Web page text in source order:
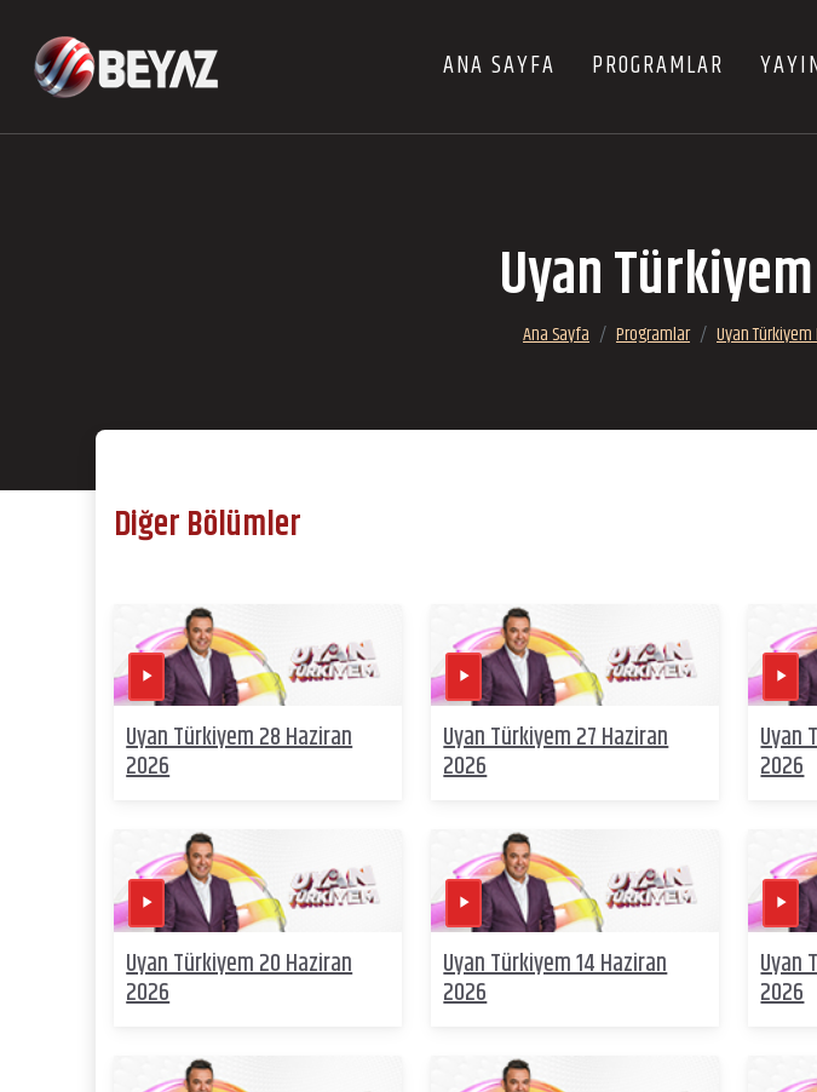
ANA SAYFA PROGRAMLAR
Uyan
Ana Sayfa Programlar Uyan
Diğer Bölümler
Uyan Türkiyem 28 Haziran
2026
Uyan Türkiyem 27 Haziran
2026
Uyan
2026
Uyan Türkiyem 20 Haziran
2026
Uyan Türkiyem 14 Haziran
2026
Uyan
2026